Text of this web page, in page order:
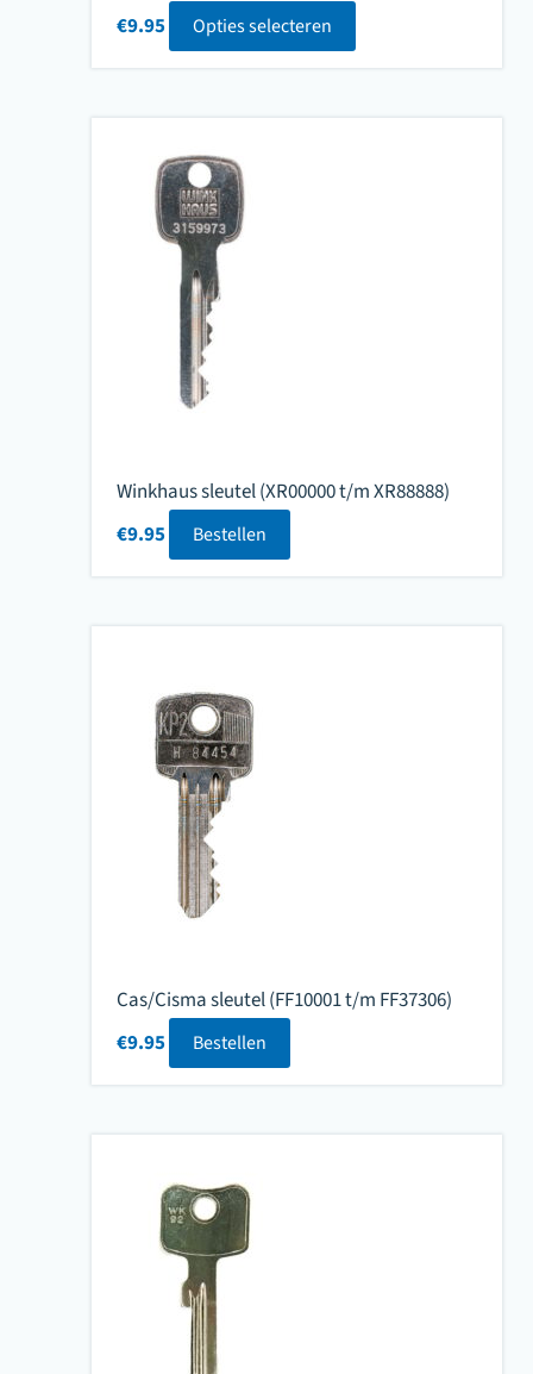
€9.95 Opties selecteren
Winkhaus sleutel (XR00000 t/m XR88888)
€9.95 Bestellen
Cas/Cisma sleutel (FF10001 t/m FF37306)
€9.95 Bestellen